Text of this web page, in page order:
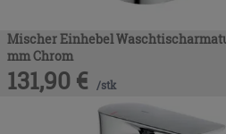
Mischer Einhebel
mm Chrom
131,90 € /stk